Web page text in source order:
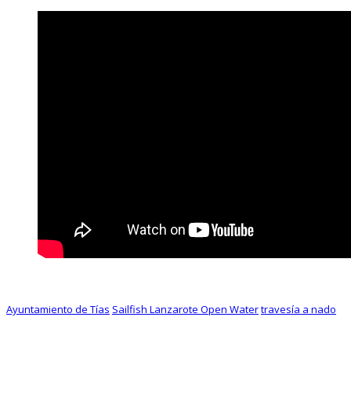
Ayuntamiento de Tías Sailfish Lanzarote Open Watertravesía a nado